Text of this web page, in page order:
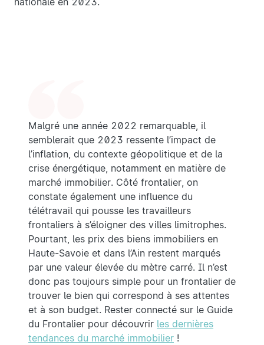
Malgré une année 2022 remarquable, il
semblerait que 2023 ressente l’impact de
l’inflation, du contexte géopolitique et de la
crise énergétique, notamment en matière de
marché immobilier. Côté frontalier, on
constate également une influence du
télétravail qui pousse les travailleurs
frontaliers à s’éloigner des villes limitrophes.
Pourtant, les prix des biens immobiliers en
Haute-Savoie et dans l’Ain restent marqués
par une valeur élevée du mètre carré. Il n’est
donc pas toujours simple pour un frontalier de
trouver le bien qui correspond à ses attentes
et à son budget. Rester connecté sur le Guide
du Frontalier pour découvrir les dernières
tendances du marché immobilier !